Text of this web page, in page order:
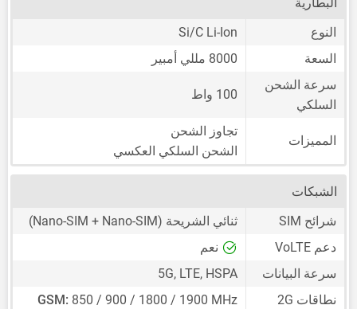
النوع
Si/C Li-Ion
السعة
8000 مللي أمبير
سرعة الشحن
السلكي
100 واط
المميزات
تجاوز الشحن
الشحن السلكي العكسي
الشبكات
شرائح SIM
ثنائي الشريحة (Nano-SIM + Nano-SIM)
دعم VoLTE
نعم
سرعة البيانات
5G, LTE, HSPA
نطاقات 2G
GSM: 850 / 900 / 1800 / 1900 MHz